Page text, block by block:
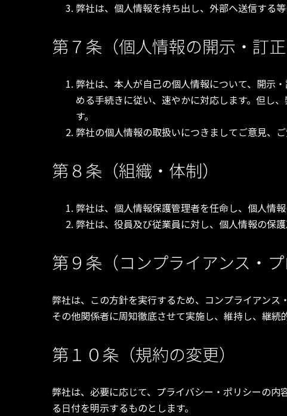
弊社は、個人情報を持ち出し、外部へ送信する
第７条（個人情報の開示・訂正
弊社は、本人が自己の個人情報について、開示
める手続きに従い、速やかに対応します。但し
す。
弊社の個人情報の取扱いにつきましてご意見、
第８条（組織・体制）
弊社は、個人情報保護管理者を任命し、個人情報
弊社は、役員及び従業員に対し、個人情報の保
第９条（コンプライアンス・プ
弊社は、この方針を実行するため、コンプライアン
その他関係者に周知徹底させて実施し、維持し、継続
第１０条（規約の変更）
弊社は、必要に応じて、プライバシー・ポリシーの
る日付を明示するものとします。